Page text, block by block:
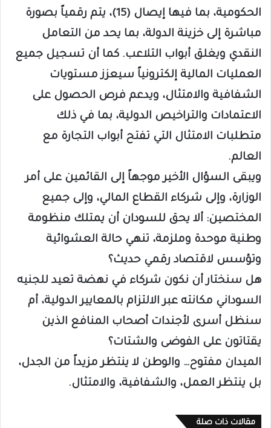
الحكومية، بما فيها إيصال (15)، يتم رقمياً بصورة
مباشرة إلى خزينة الدولة، بما يحد من التعامل
النقدي ويغلق أبواب التلاعب. كما أن تسجيل جميع
العمليات المالية إلكترونياً سيعزز مستويات
الشفافية والامتثال، ويدعم فرص الحصول على
الاعتمادات والتراخيص الدولية، بما في ذلك
متطلبات الامتثال التي تفتح أبواب التجارة مع
العالم.
ويبقى السؤال الأخير موجهاً إلى القائمين على أمر
الوزارة، وإلى شركاء القطاع المالي، وإلى جميع
المختصين: ألا يحق للسودان أن يمتلك منظومة
وطنية موحدة وملزمة، تنهي حالة العشوائية
وتؤسس لاقتصاد رقمي حديث؟
هل سنختار أن نكون شركاء في نهضة تعيد للجنيه
السوداني مكانته عبر الالتزام بالمعايير الدولية، أم
سنظل أسرى لأجندات أصحاب المنافع الذين
يقتاتون على الفوضى والشتات؟
الميدان مفتوح… والوطن لا ينتظر مزيداً من الجدل،
بل ينتظر العمل، والشفافية، والامتثال.
مقالات ذات صلة